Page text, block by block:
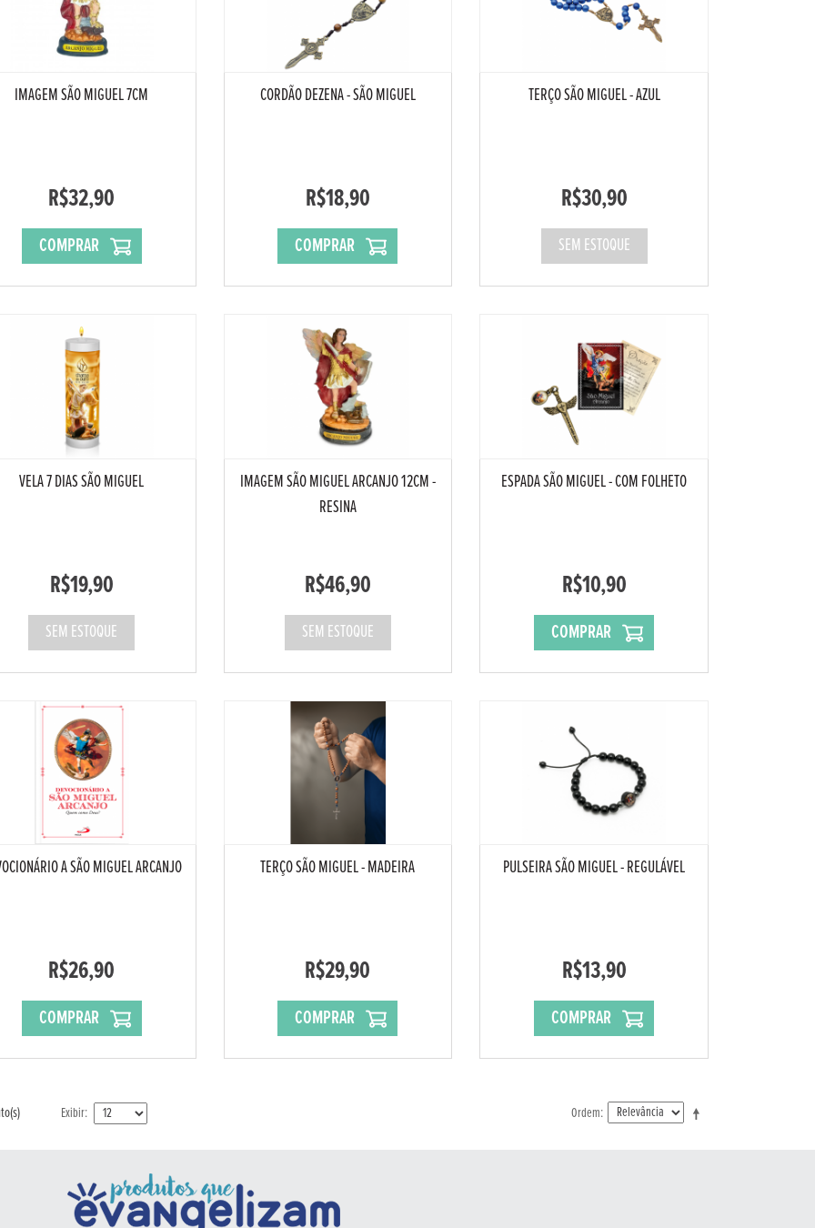
IMAGEM SÃO MIGUEL 7CM
R$32,90
COMPRAR
CORDÃO DEZENA - SÃO MIGUEL
R$18,90
COMPRAR
TERÇO SÃO MIGUEL - AZUL
R$30,90
SEM ESTOQUE
VELA 7 DIAS SÃO MIGUEL
R$19,90
SEM ESTOQUE
IMAGEM SÃO MIGUEL ARCANJO 12CM -
RESINA
R$46,90
SEM ESTOQUE
ESPADA SÃO MIGUEL - COM FOLHETO
R$10,90
COMPRAR
A SÃO MIGUEL ARCANJO
R$26,90
COMPRAR
TERÇO SÃO MIGUEL - MADEIRA
R$29,90
COMPRAR
PULSEIRA SÃO MIGUEL - REGULÁVEL
R$13,90
COMPRAR
Ordem
Exibir